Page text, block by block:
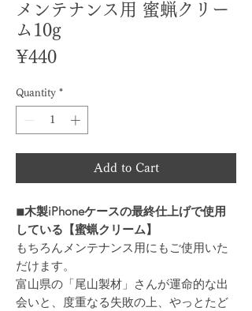
メンテナンス用 蜜蝋クリー
ム10g
¥440Price
Quantity *
Add to Cart
◾︎木製iPhoneケースの最終仕上げで使用
している【蜜蝋クリーム】
もちろんメンテナンス用にもご使用いた
だけます。
富山県の「尾山製材」さんが運命的な出
会いと、度重なる失敗の上、やっとたど